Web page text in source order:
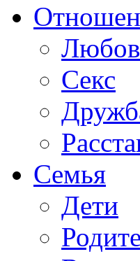
Секс
Семья
Дети